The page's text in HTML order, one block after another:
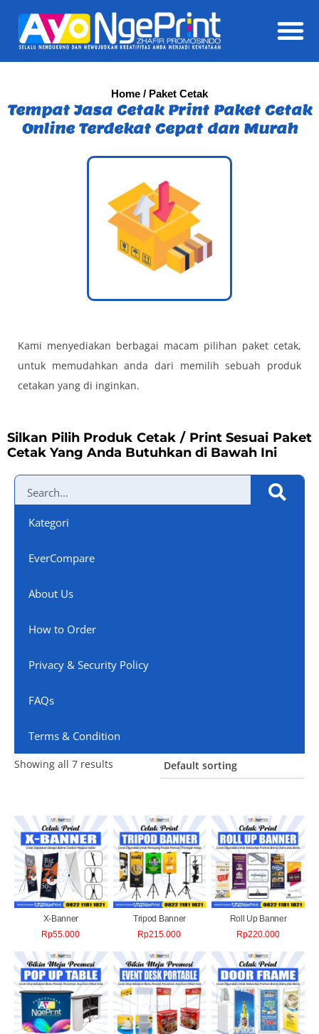
Home / Paket Cetak
Tempat Jasa Cetak Print Paket Cetak
Online Terdekat Cepat dan Murah
Kami menyediakan berbagai macam pilihan paket cetak,
untuk memudahkan anda dari memilih sebuah produk
cetakan yang di inginkan.
Silkan Pilih Produk Cetak / Print Sesuai Paket
Cetak Yang Anda Butuhkan di Bawah Ini
Kategori
EverCompare
About Us
How to Order
Privacy & Security Policy
FAQs
Terms & Condition
Showing all 7 results
X-Banner
Rp55.000
Tripod Banner
Rp215.000
Roll Up Banner
Rp220.000